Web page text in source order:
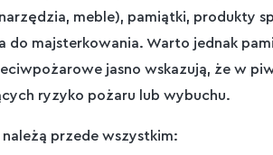
meble), pamiątki, produkty
do majsterkowania. Warto jednak
jasno wskazują, że w
ryzyko pożaru lub wybuchu.
przede wszystkim: